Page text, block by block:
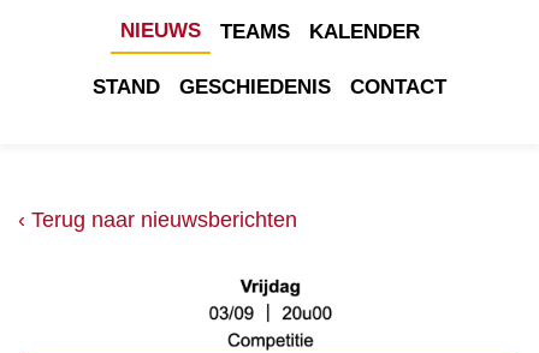
NIEUWS TEAMS KALENDER
STAND GESCHIEDENIS CONTACT
‹ Terug naar nieuwsberichten